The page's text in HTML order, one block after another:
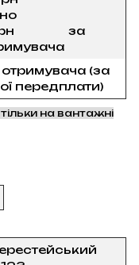
грн за
(за
передплати)
на вантажні